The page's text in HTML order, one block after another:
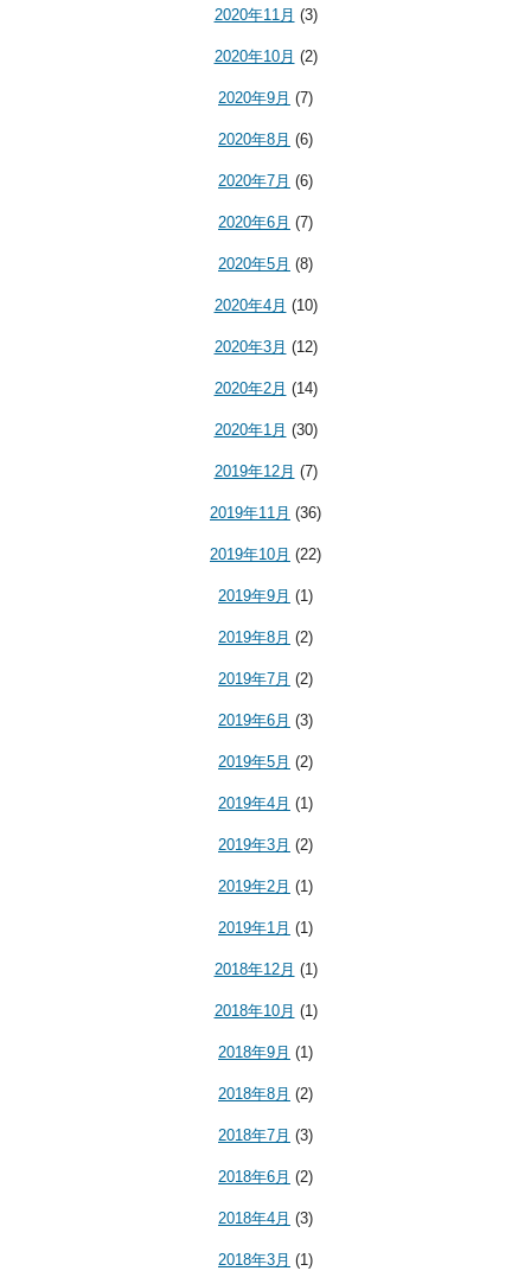
2020年11月 (3)
2020年10月 (2)
2020年9月 (7)
2020年8月 (6)
2020年7月 (6)
2020年6月 (7)
2020年5月 (8)
2020年4月 (10)
2020年3月 (12)
2020年2月 (14)
2020年1月 (30)
2019年12月 (7)
2019年11月 (36)
2019年10月 (22)
2019年9月 (1)
2019年8月 (2)
2019年7月 (2)
2019年6月 (3)
2019年5月 (2)
2019年4月 (1)
2019年3月 (2)
2019年2月 (1)
2019年1月 (1)
2018年12月 (1)
2018年10月 (1)
2018年9月 (1)
2018年8月 (2)
2018年7月 (3)
2018年6月 (2)
2018年4月 (3)
2018年3月 (1)